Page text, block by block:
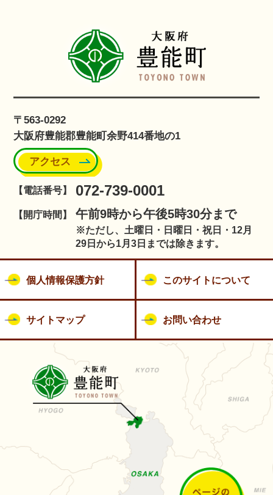
〒563-0292
大阪府豊能郡豊能町余野414番地の1
アクセス
【電話番号】 072-739-0001
【開庁時間】 午前9時から午後5時30分まで
※ただし、土曜日・日曜日・祝日・12月
29日から1月3日までは除きます。
個人情報保護方針 このサイトについて
サイトマップ お問い合わせ